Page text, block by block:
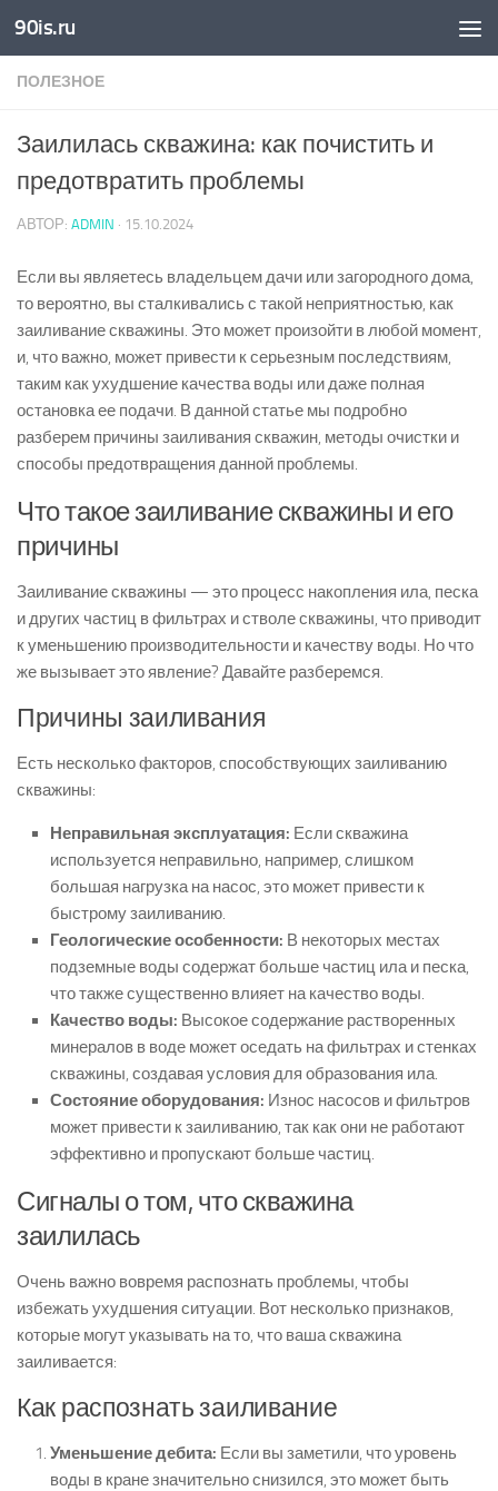
Skip to content
90is.ru
ПОЛЕЗНОЕ
Заилилась скважина: как почистить и
предотвратить проблемы
АВТОР: ADMIN · 15.10.2024
Если вы являетесь владельцем дачи или загородного дома,
то вероятно, вы сталкивались с такой неприятностью, как
заиливание скважины. Это может произойти в любой момент,
и, что важно, может привести к серьезным последствиям,
таким как ухудшение качества воды или даже полная
остановка ее подачи. В данной статье мы подробно
разберем причины заиливания скважин, методы очистки и
способы предотвращения данной проблемы.
Что такое заиливание скважины и его
причины
Заиливание скважины — это процесс накопления ила, песка
и других частиц в фильтрах и стволе скважины, что приводит
к уменьшению производительности и качеству воды. Но что
же вызывает это явление? Давайте разберемся.
Причины заиливания
Есть несколько факторов, способствующих заиливанию
скважины:
Неправильная эксплуатация: Если скважина
используется неправильно, например, слишком
большая нагрузка на насос, это может привести к
быстрому заиливанию.
Геологические особенности: В некоторых местах
подземные воды содержат больше частиц ила и песка,
что также существенно влияет на качество воды.
Качество воды: Высокое содержание растворенных
минералов в воде может оседать на фильтрах и стенках
скважины, создавая условия для образования ила.
Состояние оборудования: Износ насосов и фильтров
может привести к заиливанию, так как они не работают
эффективно и пропускают больше частиц.
Сигналы о том, что скважина
заилилась
Очень важно вовремя распознать проблемы, чтобы
избежать ухудшения ситуации. Вот несколько признаков,
которые могут указывать на то, что ваша скважина
заиливается:
Как распознать заиливание
Уменьшение дебита: Если вы заметили, что уровень
воды в кране значительно снизился, это может быть